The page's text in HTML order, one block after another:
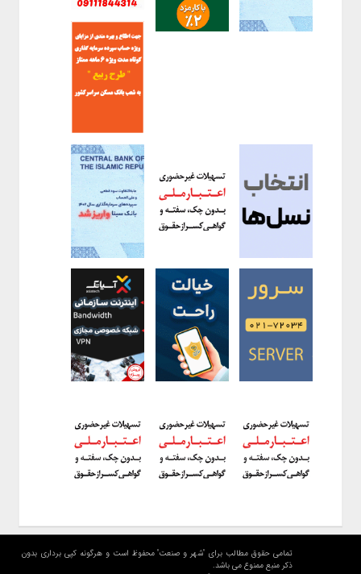
تمامی حقوق مطالب برای "شهر و صنعت" محفوظ است و هرگونه کپی برداری بدون
ذکر منبع ممنوع می باشد.